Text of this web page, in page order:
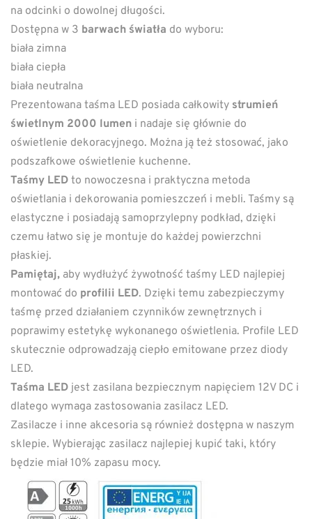
na odcinki o dowolnej długości.
Dostępna w 3 barwach światła do wyboru:
biała zimna
biała ciepła
biała neutralna
Prezentowana taśma LED posiada całkowity strumień
świetlnym 2000 lumen i nadaje się głównie do
oświetlenie dekoracyjnego. Można ją też stosować, jako
podszafkowe oświetlenie kuchenne.
Taśmy LED to nowoczesna i praktyczna metoda
oświetlania i dekorowania pomieszczeń i mebli. Taśmy są
elastyczne i posiadają samoprzylepny podkład, dzięki
czemu łatwo się je montuje do każdej powierzchni
płaskiej.
Pamiętaj, aby wydłużyć żywotność taśmy LED najlepiej
montować do profilii LED. Dzięki temu zabezpieczymy
taśmę przed działaniem czynników zewnętrznych i
poprawimy estetykę wykonanego oświetlenia. Profile LED
skutecznie odprowadzają ciepło emitowane przez diody
LED.
Taśma LED jest zasilana bezpiecznym napięciem 12V DC i
dlatego wymaga zastosowania zasilacz LED.
Zasilacze i inne akcesoria są również dostępna w naszym
sklepie. Wybierając zasilacz najlepiej kupić taki, który
będzie miał 10% zapasu mocy.